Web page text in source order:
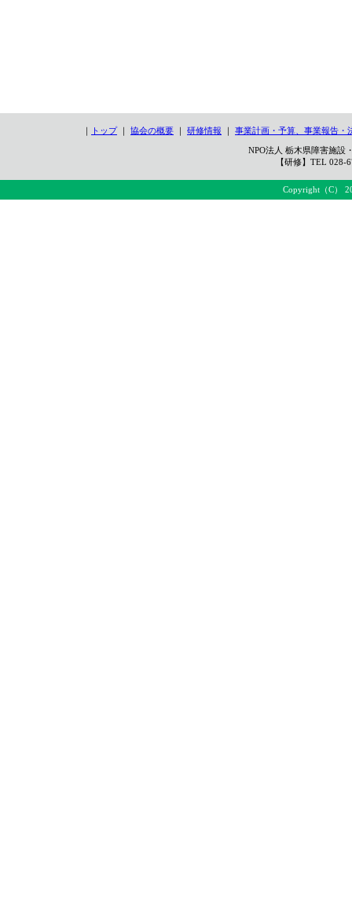
｜ トップ｜ 協会の概要 ｜ 研修情報 ｜ 事業計画・予算、事業報告・
NPO法人 栃木県障害施
【研修】TEL
Copyright（C）